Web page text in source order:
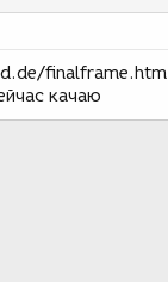
finalframe.htm
качаю